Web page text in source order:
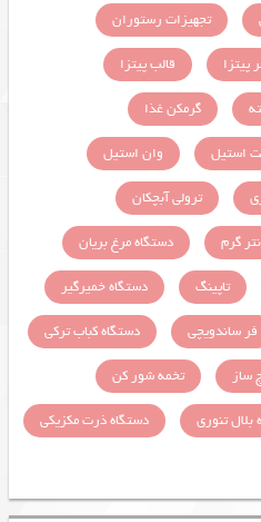
تجهیزات رستوران
پیتزا
قالب پیتزا
گرمکن غذا
استیل
وان استیل
ترولی آبچکان
گرم
دستگاه مرغ بریان
تاپینگ
دستگاه خمیرگیر
فر ساندویچی
دستگاه کباب ترکی
ساز
تخمه شور کن
بلال تنوری
دستگاه ذرت مکزیکی